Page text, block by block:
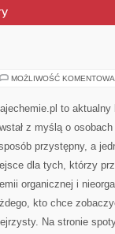
MOŻLIWOŚĆ
to
z myślą o
przystępny, a
dla tych, którzy
organicznej i
kto chce
Na stronie